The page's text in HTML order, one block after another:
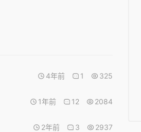
4年前 1 325
1年前 12 2084
2年前 3 2937